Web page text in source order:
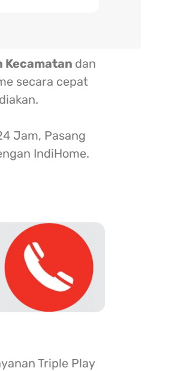
Kecamatan dan
secara cepat
Jam, Pasang
IndiHome.
Triple Play